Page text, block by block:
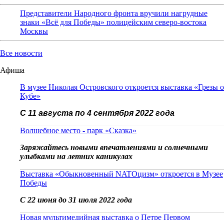
Представители Народного фронта вручили нагрудные
знаки «Всё для Победы» полицейским северо-востока
Москвы
Все новости
Афиша
В музее Николая Островского откроется выставка «Грезы о
Кубе»
С 11 августа по 4 сентября 2022 года
Волшебное место - парк «Сказка»
Заряжайтесь новыми впечатлениями и солнечными
улыбками на летних каникулах
Выставка «Обыкновенный NATOцизм» откроется в Музее
Победы
С 22 июня до 31 июля 2022 года
Новая мультимедийная выставка о Петре Первом